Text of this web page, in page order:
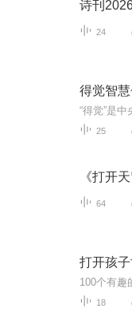
诗刊
24
得觉智慧
25
《打开
64
打开孩
18